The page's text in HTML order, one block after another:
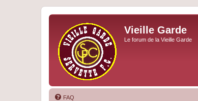
Vieille Garde
Le forum de la Vieille Garde
FAQ